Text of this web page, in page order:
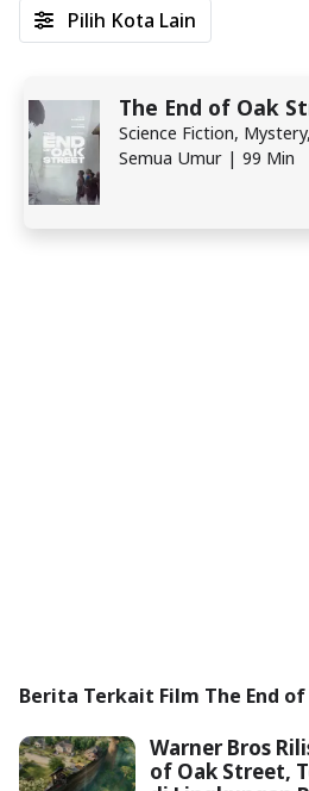
The End of Oak
Science Fiction,
Semua Umur | 99 Min
Pilih Kota Lain
Berita Terkait Film The End
Warner Bros
of Oak Street,